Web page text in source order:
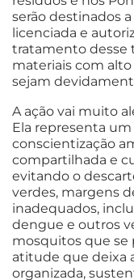
serão destinados
licenciada e
tratamento desse
materiais com
sejam
A ação vai muito
Ela representa
conscientização
compartilhada e
evitando o
verdes, margens
inadequados,
dengue e outros
mosquitos que se
atitude que deixa
organizada,